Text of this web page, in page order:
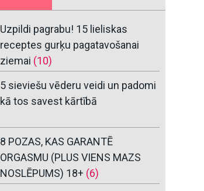
Uzpildi pagrabu! 15 lieliskas
receptes gurķu pagatavošanai
ziemai (10)
5 sieviešu vēderu veidi un padomi
kā tos savest kārtībā
8 POZAS, KAS GARANTĒ
ORGASMU (PLUS VIENS MAZS
NOSLĒPUMS) 18+ (6)